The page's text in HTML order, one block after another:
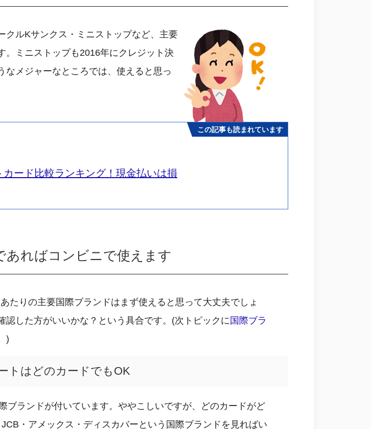
クルKサンクス・ミニストップなど、主要
。ミニストップも2016年にクレジット決
メジャーなところでは、使えると思っ
この記事も読まれています
ード比較ランキング！現金払いは損
あればコンビニで使えます
たりの主要国際ブランドはまず使えると思って大丈夫でしょ
した方がいいかな？という具合です。(次トピックに国際ブラ
)
トはどのカードでもOK
ブランドが付いています。ややこしいですが、どのカードがど
・アメックス・ディスカバーという国際ブランドを見ればい